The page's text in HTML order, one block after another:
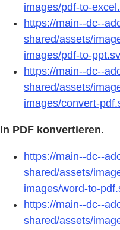
images/pdf-to-
https://main--dc--
shared/assets/
images/pdf-to-
https://main--dc--
shared/assets/
images/convert-
In PDF konvertieren.
https://main--dc--
shared/assets/
images/word-to-
https://main--dc--
shared/assets/